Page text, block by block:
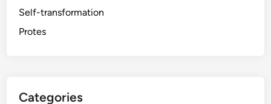
Self-transformation
Protes
Categories